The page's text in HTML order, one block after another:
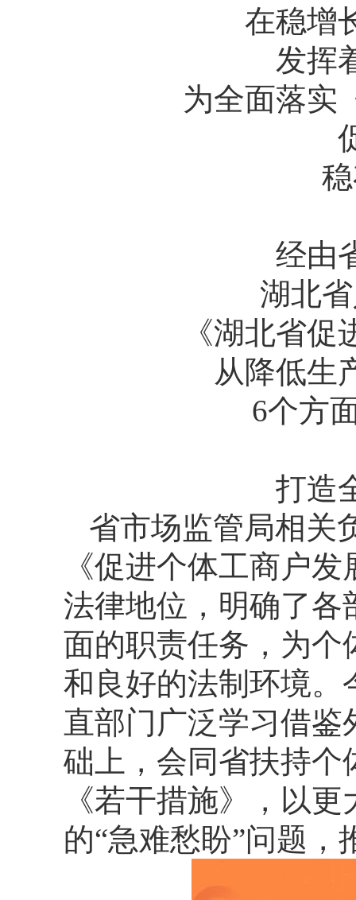
在稳增
发挥
为全面落实
经由
湖北
《湖北省
从降低生
6个方
打造
省市场监管局相关
《促进个体工商户
法律地位，明确了各
面的职责任务，为个
和良好的法制环境。
直部门广泛学习借
础上，会同省扶持个
《若干措施》，以
的“急难愁盼”问题